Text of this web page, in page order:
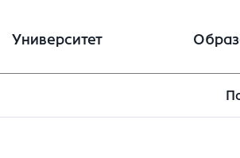
Университет